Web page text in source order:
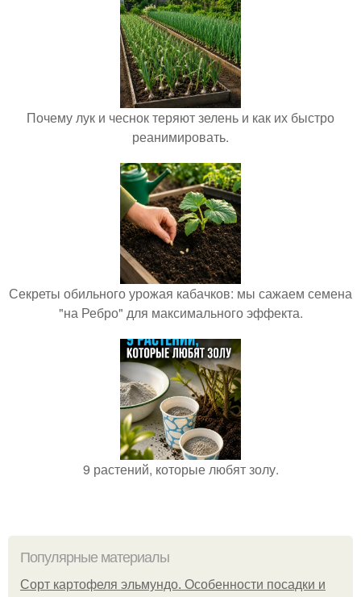
Почему лук и чеснок теряют зелень и как их быстро
реанимировать.
Секреты обильного урожая кабачков: мы сажаем семена
"на Ребро" для максимального эффекта.
9 растений, которые любят золу.
Популярные материалы
Сорт картофеля эльмундо. Особенности посадки и